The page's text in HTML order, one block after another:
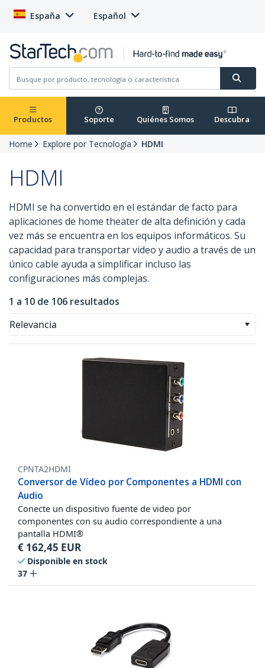
España Español
Productos Soporte Quiénes Somos Descubra
Home Explore por Tecnología HDMI
HDMI
HDMI se ha convertido en el estándar de facto para
aplicaciones de home theater de alta definición y cada
vez más se encuentra en los equipos informáticos. Su
capacidad para transportar video y audio a través de un
único cable ayuda a simplificar incluso las
configuraciones más complejas.
1 a 10 de 106 resultados
Relevancia
CPNTA2HDMI
Conversor de Vídeo por Componentes a HDMI con
Audio
Conecte un dispositivo fuente de video por
componentes con su audio correspondiente a una
pantalla HDMI®
€ 162,45 EUR
Disponible en stock
37